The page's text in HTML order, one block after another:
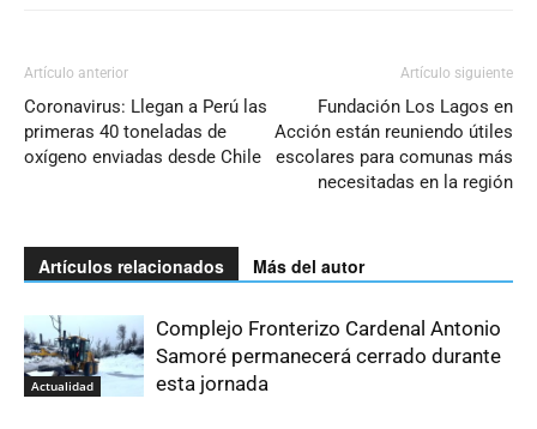
Artículo anterior
Coronavirus: Llegan a Perú las
primeras 40 toneladas de
oxígeno enviadas desde Chile
Artículo siguiente
Fundación Los Lagos en
Acción están reuniendo útiles
escolares para comunas más
necesitadas en la región
Artículos relacionados Más del autor
Actualidad
Complejo Fronterizo Cardenal Antonio
Samoré permanecerá cerrado durante
esta jornada